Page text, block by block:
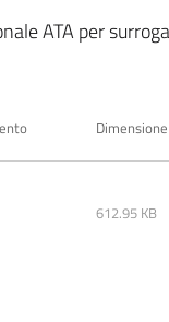
ATA per
Dimensione
612.95 KB